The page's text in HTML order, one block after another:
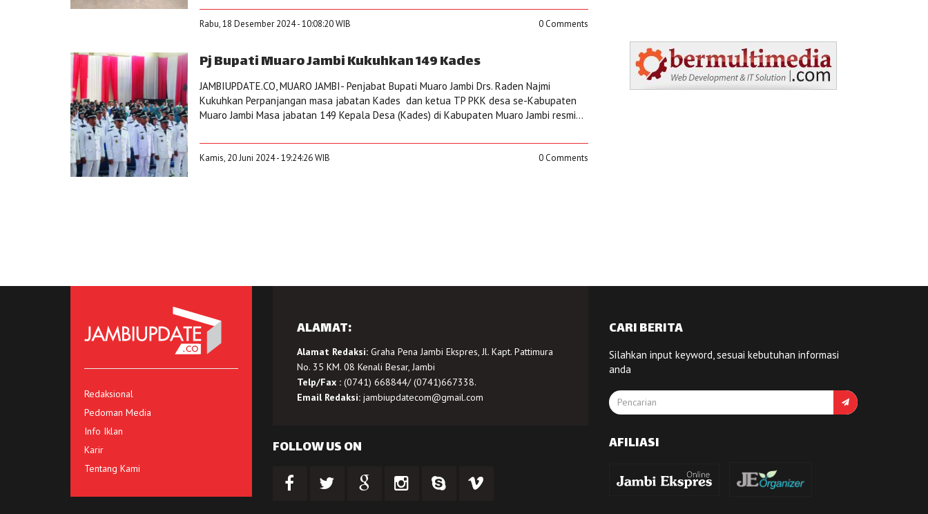
Rabu, 18 Desember 2024 - 10:08:20 WIB 0 Comments
Pj Bupati Muaro Jambi Kukuhkan 149 Kades
JAMBIUPDATE.CO, MUARO JAMBI- Penjabat Bupati Muaro Jambi Drs. Raden Najmi
Kukuhkan Perpanjangan masa jabatan Kades dan ketua TP PKK desa se-Kabupaten
Muaro Jambi Masa jabatan 149 Kepala Desa (Kades) di Kabupaten Muaro Jambi resmi...
Kamis, 20 Juni 2024 - 19:24:26 WIB 0 Comments
Redaksional
Pedoman Media
Info Iklan
Karir
Tentang Kami
ALAMAT:
Alamat Redaksi:Graha Pena Jambi Ekspres, Jl. Kapt. Pattimura
No. 35 KM. 08 Kenali Besar, Jambi
Telp/Fax :(0741) 668844/ (0741)667338.
Email Redaksi: jambiupdatecom@gmail.com
FOLLOW US ON
CARI BERITA
Silahkan input keyword, sesuai kebutuhan informasi
anda
AFILIASI